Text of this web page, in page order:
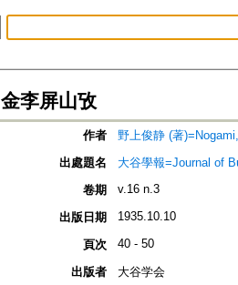
金李屏山攷
作者
野上俊静 (著
出處題名
大谷學報=Journal of
卷期
v.16 n.3
出版日期 1935.10.10
頁次 40 - 50
出版者
大谷学会